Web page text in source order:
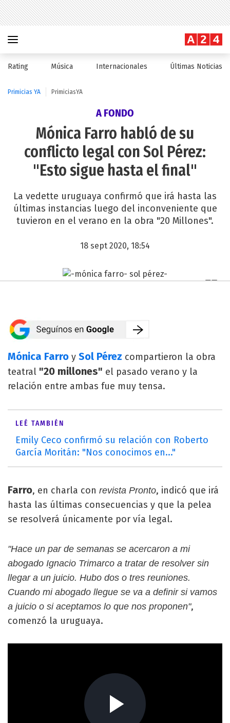
Rating Música Internacionales Últimas Noticias
Primicias YA PrimiciasYA
A FONDO
Mónica Farro habló de su
conflicto legal con Sol Pérez:
"Esto sigue hasta el final"
La vedette uruguaya confirmó que irá hasta las
últimas instancias luego del inconveniente que
tuvieron en el verano en la obra "20 Millones".
18 sept 2020, 18:54
Mónica Farro y Sol Pérez compartieron la obra
teatral "20 millones" el pasado verano y la
relación entre ambas fue muy tensa.
LEÉ TAMBIÉN
Emily Ceco confirmó su relación con Roberto
García Moritán: "Nos conocimos en..."
Farro, en charla con revista Pronto, indicó que irá
hasta las últimas consecuencias y que la pelea
se resolverá únicamente por vía legal.
"Hace un par de semanas se acercaron a mi
abogado Ignacio Trimarco a tratar de resolver sin
llegar a un juicio. Hubo dos o tres reuniones.
Cuando mi abogado llegue se va a definir si vamos
a juicio o si aceptamos lo que nos proponen",
comenzó la uruguaya.